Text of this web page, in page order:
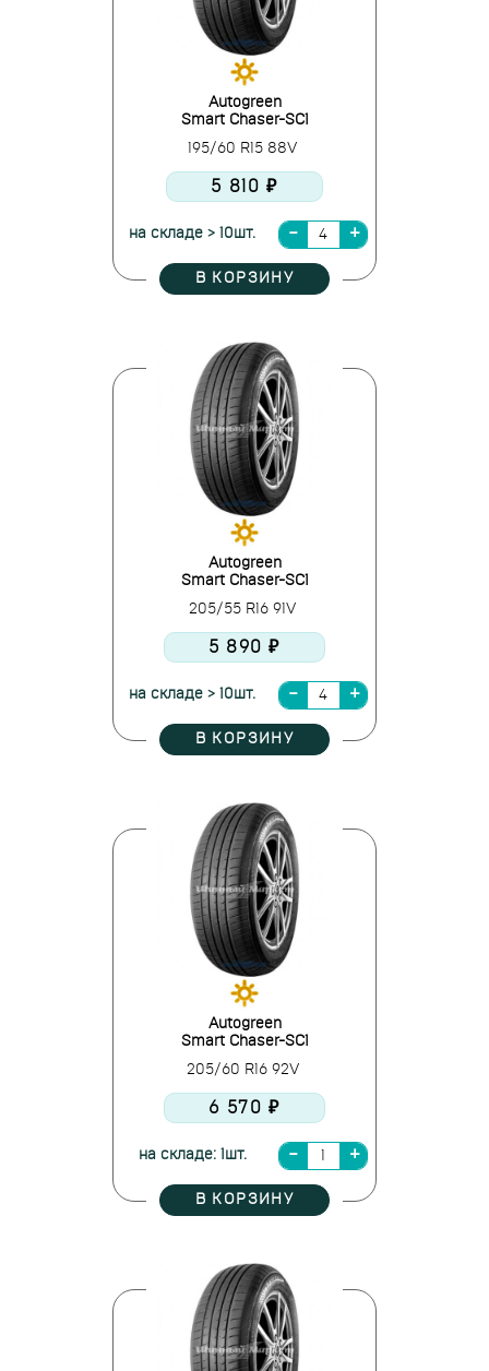
Autogreen
Smart Chaser-SC1
195/60 R15 88V
5 810 ₽
на складе > 10шт.
В КОРЗИНУ
Autogreen
Smart Chaser-SC1
205/55 R16 91V
5 890 ₽
на складе > 10шт.
В КОРЗИНУ
Autogreen
Smart Chaser-SC1
205/60 R16 92V
6 570 ₽
на складе: 1шт.
В КОРЗИНУ